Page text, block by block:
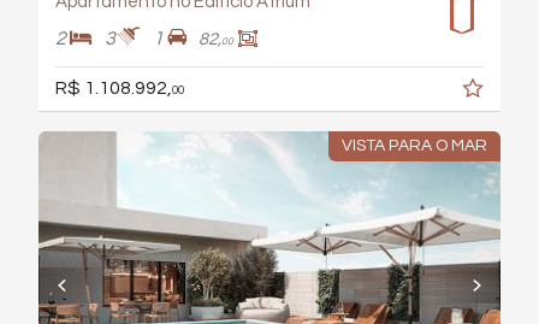
2 3 1 82,00
R$ 1.108.992, 00
VISTA PARA O MAR